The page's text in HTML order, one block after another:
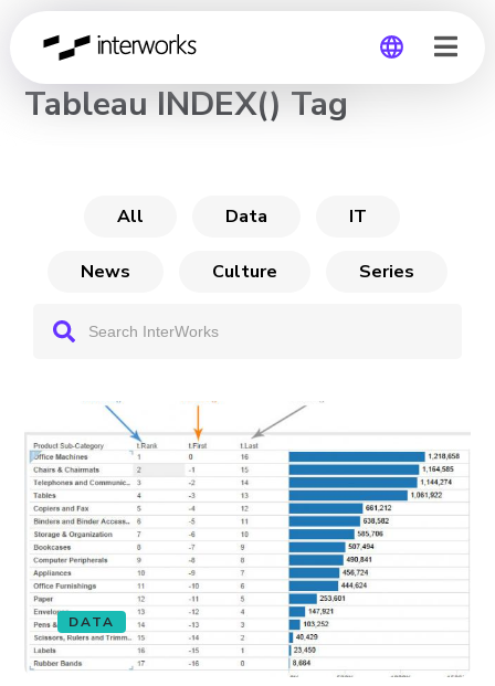
Global
CHANNEL
Tableau INDEX() Tag
All Data IT
News Culture Series
DATA